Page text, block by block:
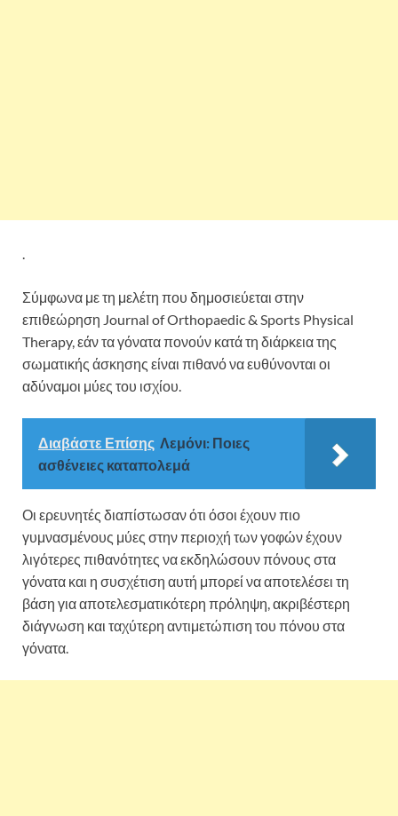
.
Σύμφωνα με τη μελέτη που δημοσιεύεται στην
επιθεώρηση Journal of Orthopaedic & Sports Physical
Therapy, εάν τα γόνατα πονούν κατά τη διάρκεια της
σωματικής άσκησης είναι πιθανό να ευθύνονται οι
αδύναμοι μύες του ισχίου.
Διαβάστε Επίσης Λεμόνι: Ποιες
ασθένειες καταπολεμά
Οι ερευνητές διαπίστωσαν ότι όσοι έχουν πιο
γυμνασμένους μύες στην περιοχή των γοφών έχουν
λιγότερες πιθανότητες να εκδηλώσουν πόνους στα
γόνατα και η συσχέτιση αυτή μπορεί να αποτελέσει τη
βάση για αποτελεσματικότερη πρόληψη, ακριβέστερη
διάγνωση και ταχύτερη αντιμετώπιση του πόνου στα
γόνατα.